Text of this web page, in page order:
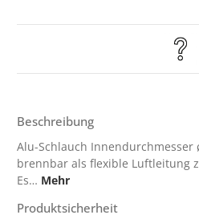
Beschreibung
Alu-Schlauch Innendurchmesser
brennbar als flexible Luftleitung
Es… Mehr
Produktsicherheit